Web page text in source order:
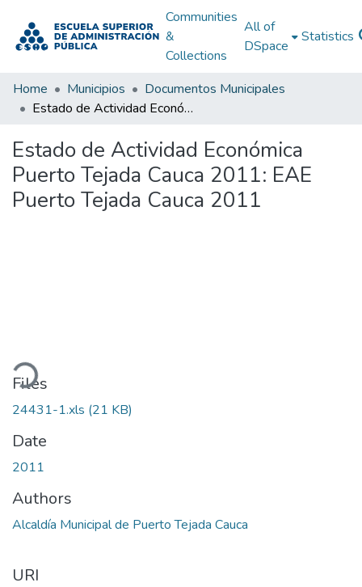
Communities
&
Collections
All of
DSpace
Statistics
Home Municipios
Documentos Municipales
Estado de Actividad Económica Puerto Tejada Cauca 2011: EAE Puerto Tejada Cauca 2011
Estado de Actividad Económica
Puerto Tejada Cauca 2011: EAE
Puerto Tejada Cauca 2011
Files
24431-1.xls (21 KB)
Date
2011
Authors
Alcaldía Municipal de Puerto Tejada Cauca
URI